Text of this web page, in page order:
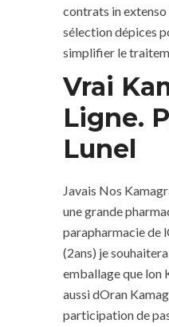
contrats in extenso
sélection dépices
simplifier le
Vrai
Ligne.
Lunel
Javais Nos
une grande
parapharmacie de
(2ans) je
emballage que lon
aussi dOran
participation de